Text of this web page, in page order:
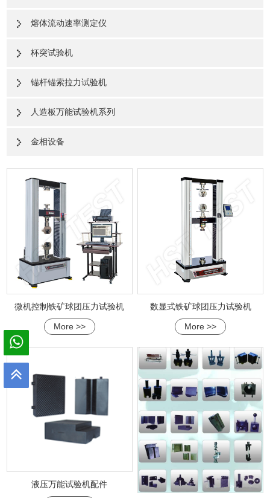
熔体流动速率测定仪
杯突试验机
锚杆锚索拉力试验机
人造板万能试验机系列
金相设备
微机控制铁矿球团压力试验机
More >>
数显式铁矿球团压力试验机
More >>
液压万能试验机配件